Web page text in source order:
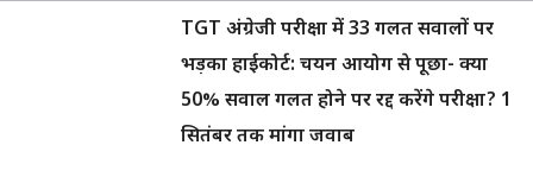
TGT अंग्रेजी परीक्षा में 33 गलत सवालों पर
भड़का हाईकोर्ट: चयन आयोग से पूछा- क्या
50% सवाल गलत होने पर रद्द करेंगे परीक्षा? 1
सितंबर तक मांगा जवाब